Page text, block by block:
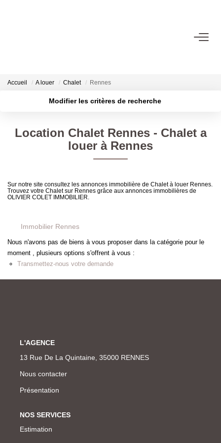
ACHETER
ESTIMER
Accueil A louer Chalet Rennes
Modifier les critères de recherche
Type de bien
Plus de critères
Location Chalet Rennes - Chalet a
louer à Rennes
Sur notre site consultez les annonces immobilière de Chalet à louer Rennes.
Trouvez votre Chalet sur Rennes grâce aux annonces immobilières de
OLIVIER COLET IMMOBILIER.
Immobilier Rennes
Nous n'avons pas de biens à vous proposer dans la catégorie pour le
moment , plusieurs options s'offrent à vous :
Transmettez-nous votre demande
L'AGENCE
13 Rue De La Quintaine, 35000 RENNES
Nous contacter
Présentation
NOS SERVICES
Estimation